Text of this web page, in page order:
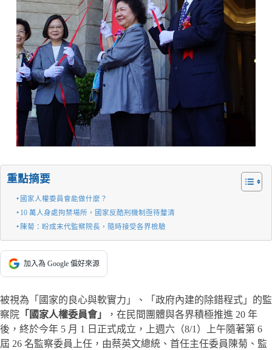
重點摘要
國家人權委員會能做什麼？
10 萬人身處拘禁場所，國家反酷刑機制亟待釐清
陳菊：盼成末代監察院長，隨時接受各界檢驗
加入為 Google 偏好來源
被視為「國家的良心與軟實力」、「政府內建的除錯程式」的監
察院 「國家人權委員會」
，在民間團體與各界積極推進 20 年
後，終於今年 5 月 1 日正式成立，上週六（8/1）上午隨著第 6
屆 26 名監察委員上任，由蔡英文總統、首任主任委員陳菊、監